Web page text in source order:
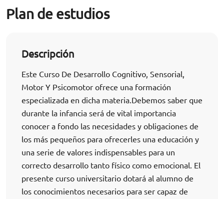
Plan de estudios
Descripción
Este Curso De Desarrollo Cognitivo, Sensorial,
Motor Y Psicomotor ofrece una formación
especializada en dicha materia.Debemos saber que
durante la infancia será de vital importancia
conocer a fondo las necesidades y obligaciones de
los más pequeños para ofrecerles una educación y
una serie de valores indispensables para un
correcto desarrollo tanto físico como emocional. El
presente curso universitario dotará al alumno de
los conocimientos necesarios para ser capaz de